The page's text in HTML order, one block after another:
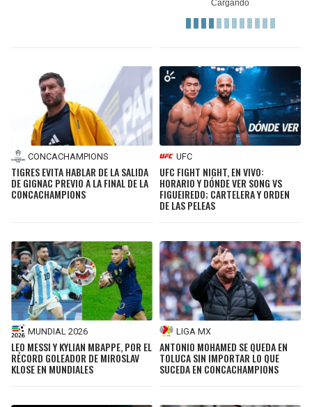
CONCACHAMPIONS
TIGRES EVITA HABLAR DE LA SALIDA
DE GIGNAC PREVIO A LA FINAL DE LA
CONCACHAMPIONS
UFC
UFC FIGHT NIGHT, EN VIVO:
HORARIO Y DÓNDE VER SONG VS
FIGUEIREDO; CARTELERA Y ORDEN
DE LAS PELEAS
MUNDIAL 2026
LEO MESSI Y KYLIAN MBAPPE, POR EL
RÉCORD GOLEADOR DE MIROSLAV
KLOSE EN MUNDIALES
LIGA MX
ANTONIO MOHAMED SE QUEDA EN
TOLUCA SIN IMPORTAR LO QUE
SUCEDA EN CONCACHAMPIONS